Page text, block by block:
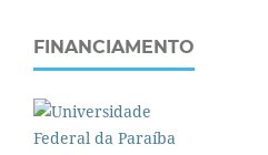
FINANCIAMENTO